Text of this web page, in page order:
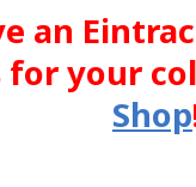
an
for your
Shop